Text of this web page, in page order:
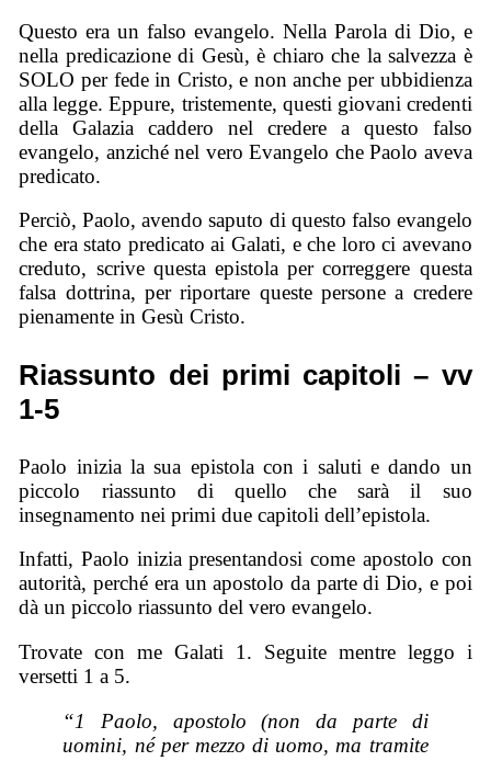
Questo era un falso evangelo. Nella Parola di Dio, e
nella predicazione di Gesù, è chiaro che la salvezza è
SOLO per fede in Cristo, e non anche per ubbidienza
alla legge. Eppure, tristemente, questi giovani credenti
della Galazia caddero nel credere a questo falso
evangelo, anziché nel vero Evangelo che Paolo aveva
predicato.
Perciò, Paolo, avendo saputo di questo falso evangelo
che era stato predicato ai Galati, e che loro ci avevano
creduto, scrive questa epistola per correggere questa
falsa dottrina, per riportare queste persone a credere
pienamente in Gesù Cristo.
Riassunto dei primi capitoli – vv
1-5
Paolo inizia la sua epistola con i saluti e dando un
piccolo riassunto di quello che sarà il suo
insegnamento nei primi due capitoli dell’epistola.
Infatti, Paolo inizia presentandosi come apostolo con
autorità, perché era un apostolo da parte di Dio, e poi
dà un piccolo riassunto del vero evangelo.
Trovate con me Galati 1. Seguite mentre leggo i
versetti 1 a 5.
“1 Paolo, apostolo (non da parte di
uomini, né per mezzo di uomo, ma tramite